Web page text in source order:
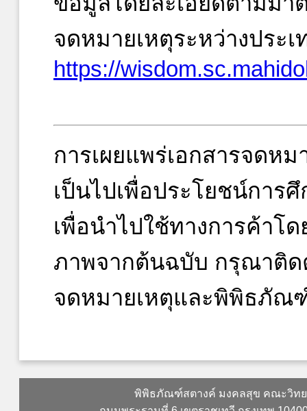
จดหมายเหตุระหว่างประเ
https://
การเผยแพร่เอกสารจดห
เป็นไปเพื่อประโยชน์การ
เพื่อนำไปใช้ทางการค้าโ
ภาพจากต้นฉบับ กรุณาติ
จดหมายเหตุและพิพิธภัณ
พิพิธภัณฑ์สตางค์ มงคลสุข คณะวิทย